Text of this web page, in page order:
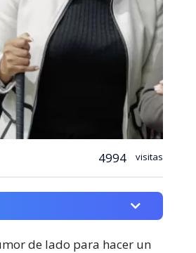
4994 visitas
de lado para hacer un